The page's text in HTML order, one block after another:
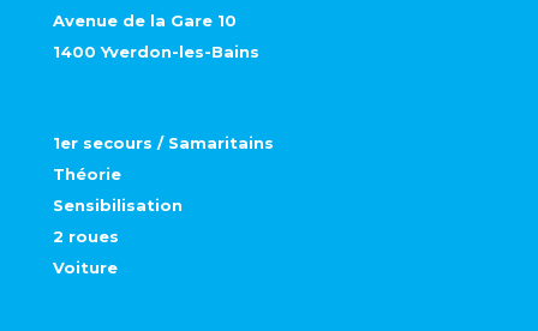
Avenue de la Gare 10
1400 Yverdon-les-Bains
1er secours / Samaritains
Théorie
Sensibilisation
2 roues
Voiture